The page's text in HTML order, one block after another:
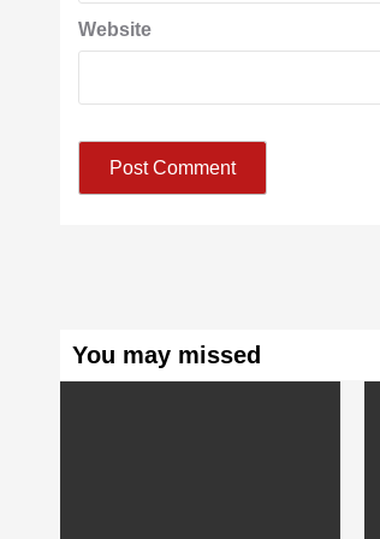
Website
You may missed